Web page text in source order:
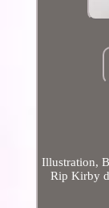
Illustration,
Rip Kirby